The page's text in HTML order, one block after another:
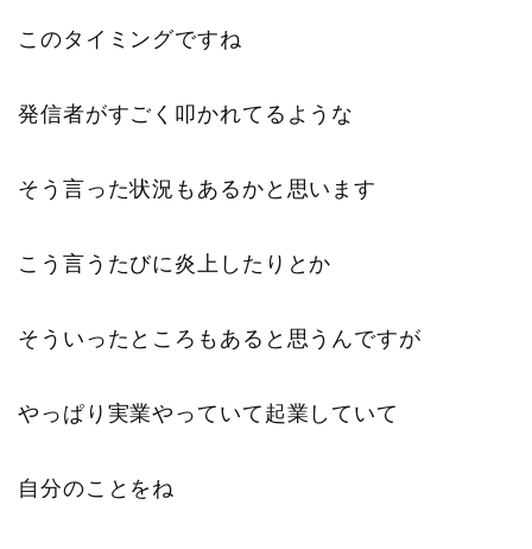
このタイミングですね
発信者がすごく叩かれてるような
そう言った状況もあるかと思います
こう言うたびに炎上したりとか
そういったところもあると思うんですが
やっぱり実業やっていて起業していて
自分のことをね